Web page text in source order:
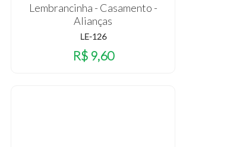
Lembrancinha - Casamento -
Alianças
LE-126
R$ 9,60